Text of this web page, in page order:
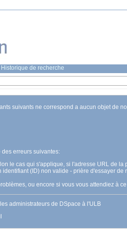
Historique de recherche
suivants ne correspond a aucun objet de
erreurs suivantes:
le cas qui s'applique, si l'adresse URL de
identifiant (ID) non valide - prière d'essayer de
ou encore si vous vous attendiez à
administrateurs de DSpace à l'ULB